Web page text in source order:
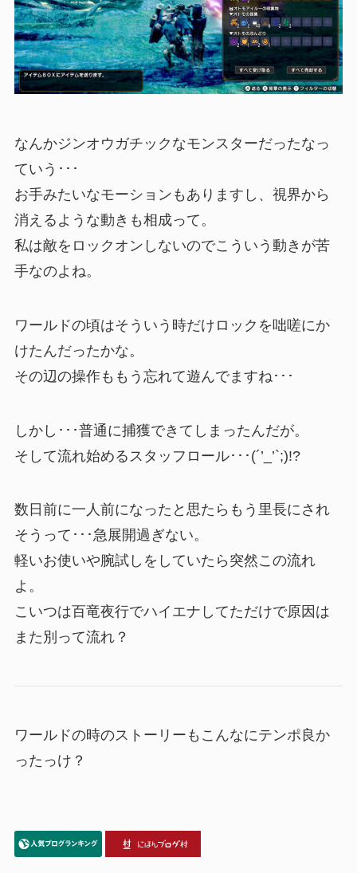
なんかジンオウガチックなモンスターだったなっ
ていう･･･
お手みたいなモーションもありますし、視界から
消えるような動きも相成って。
私は敵をロックオンしないのでこういう動きが苦
手なのよね。
ワールドの頃はそういう時だけロックを咄嗟にか
けたんだったかな。
その辺の操作ももう忘れて遊んでますね･･･
しかし･･･普通に捕獲できてしまったんだが。
そして流れ始めるスタッフロール･･･(´’_’`;)!?
数日前に一人前になったと思たらもう里長にされ
そうって･･･急展開過ぎない。
軽いお使いや腕試しをしていたら突然この流れ
よ。
こいつは百竜夜行でハイエナしてただけで原因は
また別って流れ？
ワールドの時のストーリーもこんなにテンポ良か
ったっけ？